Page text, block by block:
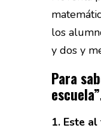
los
y dos y
Para
1. Este